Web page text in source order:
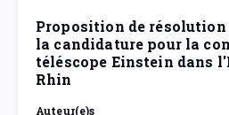
Proposition de
la candidature pour la
téléscope Einstein dans
Rhin
Auteur(e)s